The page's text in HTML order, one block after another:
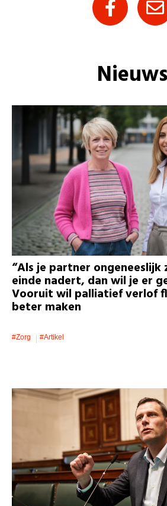
Nieuws
“Als je partner ongeneeslijk
einde nadert, dan wil je er
Vooruit wil palliatief verlof
beter maken
#zorg
#artikel